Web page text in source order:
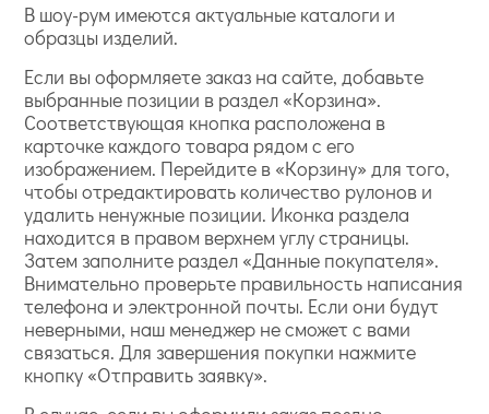
В шоу-рум имеются актуальные каталоги и
образцы изделий.
Если вы оформляете заказ на сайте, добавьте
выбранные позиции в раздел «Корзина».
Соответствующая кнопка расположена в
карточке каждого товара рядом с его
изображением. Перейдите в «Корзину» для того,
чтобы отредактировать количество рулонов и
удалить ненужные позиции. Иконка раздела
находится в правом верхнем углу страницы.
Затем заполните раздел «Данные покупателя».
Внимательно проверьте правильность написания
телефона и электронной почты. Если они будут
неверными, наш менеджер не сможет с вами
связаться. Для завершения покупки нажмите
кнопку «Отправить заявку».